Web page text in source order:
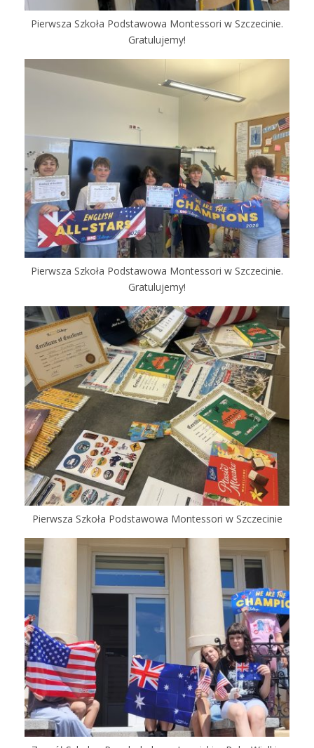
Pierwsza Szkoła Podstawowa Montessori w Szczecinie.
Gratulujemy!
Pierwsza Szkoła Podstawowa Montessori w Szczecinie.
Gratulujemy!
Pierwsza Szkoła Podstawowa Montessori w Szczecinie